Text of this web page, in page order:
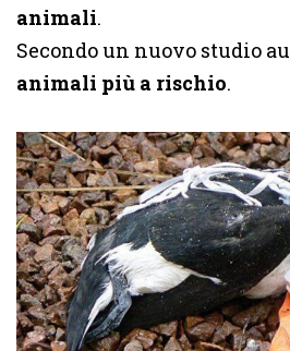
animali.
Secondo un nuovo studio
animali più a rischio.